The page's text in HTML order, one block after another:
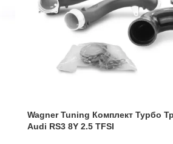
Wagner Tuning Комплект Турбо
Audi RS3 8Y 2.5 TFSI